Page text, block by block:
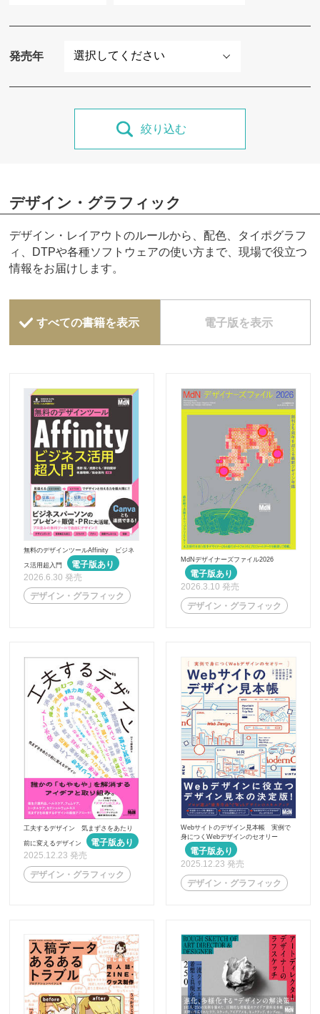
発売年
絞り込む
デザイン・グラフィック
デザイン・レイアウトのルールから、配色、タイポグラフ
ィ、DTPや各種ソフトウェアの使い方まで、現場で役立つ
情報をお届けします。
すべての書籍を表示 電子版を表示
無料のデザインツールAffinity ビジネ
ス活用超入門
2026.6.30 発売
デザイン・グラフィック
MdNデザイナーズファイル2026
2026.3.10 発売
デザイン・グラフィック
工夫するデザイン 気まずさをあたり
前に変えるデザイン
2025.12.23 発売
デザイン・グラフィック
Webサイトのデザイン見本帳 実例で
身につくWebデザインのセオリー
2025.12.23 発売
デザイン・グラフィック